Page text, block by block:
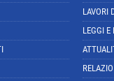
LAVORI
LEGGI E